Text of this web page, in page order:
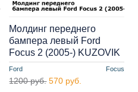
Ford Focus
Молдинг переднего
бампера левый Ford
Focus 2 (2005-) KUZOVIK
1200 руб. 570 руб.